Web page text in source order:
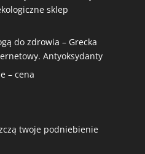
sklep
do zdrowia – Grecka
Antyoksydanty
– cena
twoje podniebienie